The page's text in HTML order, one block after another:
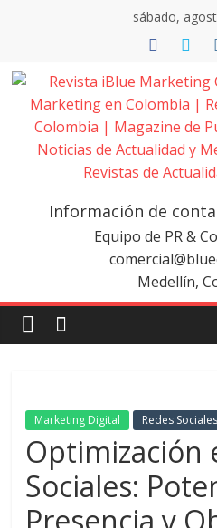
sábado,
Revista
iBlue
Marketing
Colombia
|
Revistas
de
Marketing
Información de
Equipo de PR &
Medellín,
Marketing Digital Redes Sociales
Optimización
Sociales: